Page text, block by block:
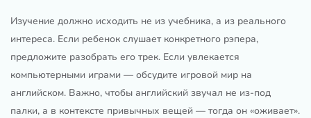
Изучение должно исходить не из учебника, а из реального
интереса. Если ребенок слушает конкретного рэпера,
предложите разобрать его трек. Если увлекается
компьютерными играми — обсудите игровой мир на
английском. Важно, чтобы английский звучал не из-под
палки, а в контексте привычных вещей — тогда он «оживает».